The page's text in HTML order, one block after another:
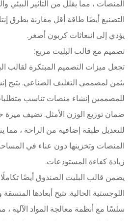
المنصات ، مما يقلل من التأثير البيئي
التصنيع أيضًا طاقة أقل مقارنة بطرق
يؤدي إلى انبعاثات كربون أصغر.
تصميم مع قالب البليت مربع:
تجعل ميزات التصميم المبتكرة لقالب
بثمن لمصممي التغليف الصناعي. يتيح
للمصممين إنشاء منصات تناسب
ضمان توزيع الوزن الأمثل. تضيف ميزة
للتعديل طبقة إضافية من الراحة ، مما
المنصات وتخزينها دون عناء في
زيادة كفاءة المستودعات.
يضمن قالب البليت الصندوق أيضًا
اللوجستية الحالية. تتيح أبعادها
سلسًا مع أنظمة معالجة المواد الآلية ،